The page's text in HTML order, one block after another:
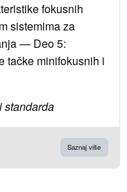
fokusnih
sistemima za
— Deo 5:
tačke minifokusnih i
standarda
Saznaj više